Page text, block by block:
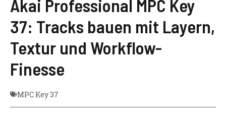
Akai Professional MPC Key
37: Tracks bauen mit Layern,
Textur und Workflow-
Finesse
MPC Key 37